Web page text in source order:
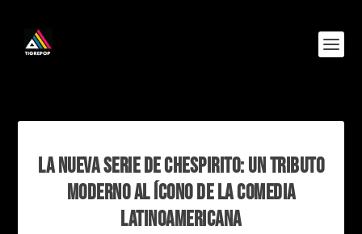
LA NUEVA SERIE DE CHESPIRITO: UN TRIBUTO
MODERNO AL ÍCONO DE LA COMEDIA
LATINOAMERICANA